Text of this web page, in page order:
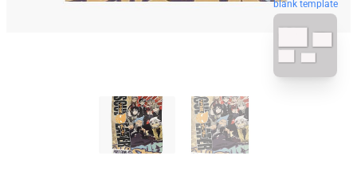
blank template